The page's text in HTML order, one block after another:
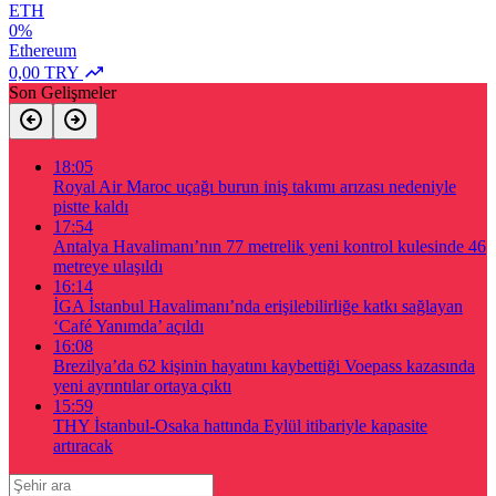
ETH
0%
Ethereum
0,00 TRY
Son Gelişmeler
18:05
Royal Air Maroc uçağı burun iniş takımı arızası nedeniyle
pistte kaldı
17:54
Antalya Havalimanı’nın 77 metrelik yeni kontrol kulesinde 46
metreye ulaşıldı
16:14
İGA İstanbul Havalimanı’nda erişilebilirliğe katkı sağlayan
‘Café Yanımda’ açıldı
16:08
Brezilya’da 62 kişinin hayatını kaybettiği Voepass kazasında
yeni ayrıntılar ortaya çıktı
15:59
THY İstanbul-Osaka hattında Eylül itibariyle kapasite
artıracak